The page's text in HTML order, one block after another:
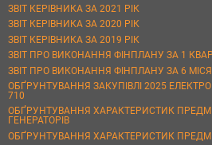
ЗВІТ КЕРІВНИКА ЗА 2021 РІК
ЗВІТ КЕРІВНИКА ЗА 2020 РІК
ЗВІТ КЕРІВНИКА ЗА 2019 РІК
ЗВІТ ПРО ВИКОНАННЯ ФІНПЛАНУ ЗА 1
ЗВІТ ПРО ВИКОНАННЯ ФІНПЛАНУ ЗА 6
ОБҐРУНТУВАННЯ ЗАКУПІВЛІ 2025
710
ОБҐРУНТУВАННЯ ХАРАКТЕРИСТИК
ГЕНЕРАТОРІВ
ОБҐРУНТУВАННЯ ХАРАКТЕРИСТИК